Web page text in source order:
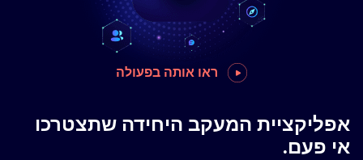
ראו אותה בפעולה
אפליקציית המעקב היחידה שתצטרכו
אי פעם.